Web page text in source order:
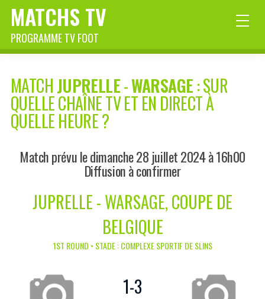
MATCHS TV
PROGRAMME TV FOOT
MATCHJUPRELLE-WARSAGE: SUR
QUELLE CHAÎNE TV ET EN DIRECT À
QUELLE HEURE ?
Match prévu le dimanche 28 juillet 2024 à 16h00
Diffusion à confirmer
JUPRELLE - WARSAGE, COUPE DE
BELGIQUE
1ST ROUND • STADE : COMPLEXE SPORTIF DE SLINS
1-3